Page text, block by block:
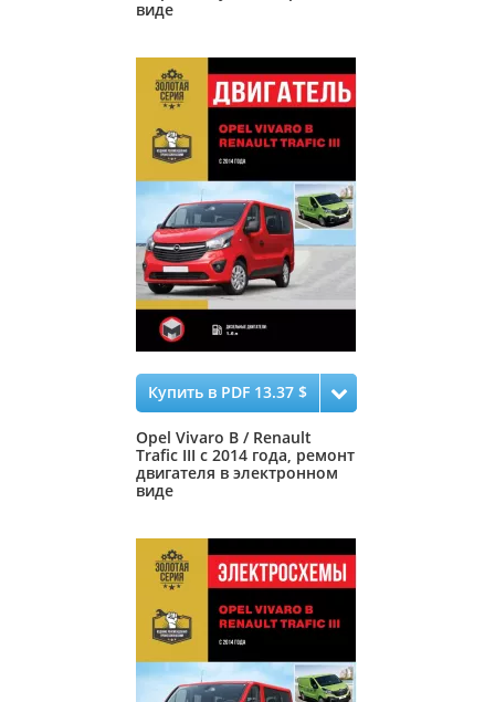
виде
Купить в PDF 13.37 $
Opel Vivaro B / Renault
Trafic III с 2014 года, ремонт
двигателя в электронном
виде